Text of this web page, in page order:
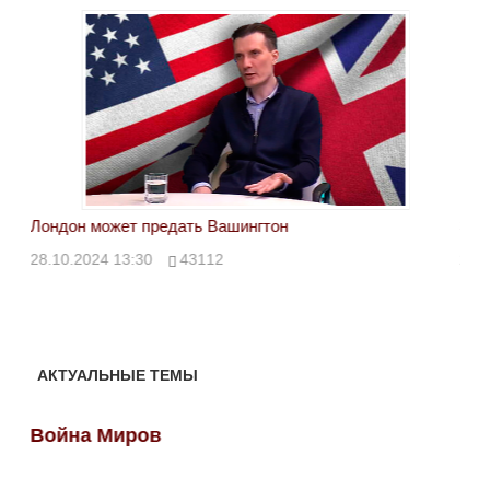
Лондон может предать Вашингтон
28.10.2024 13:30 43112
АКТУАЛЬНЫЕ ТЕМЫ
Война Миров